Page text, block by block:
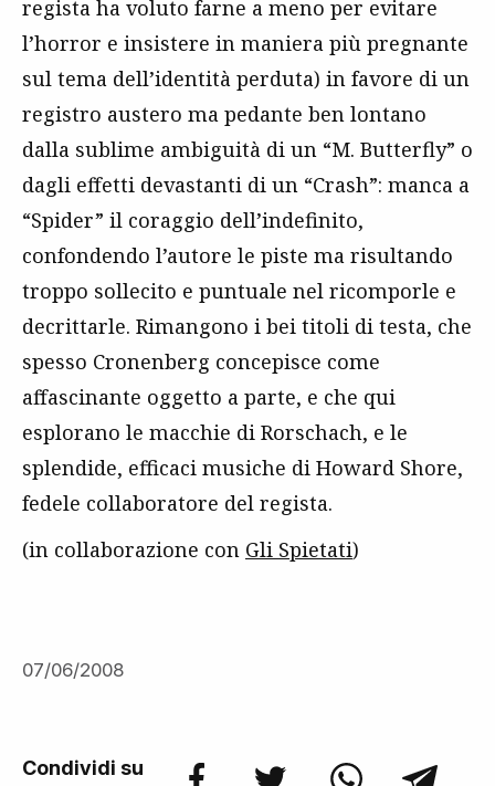
regista ha voluto farne a meno per evitare
l’horror e insistere in maniera più pregnante
sul tema dell’identità perduta) in favore di un
registro austero ma pedante ben lontano
dalla sublime ambiguità di un “M. Butterfly” o
dagli effetti devastanti di un “Crash”: manca a
“Spider” il coraggio dell’indefinito,
confondendo l’autore le piste ma risultando
troppo sollecito e puntuale nel ricomporle e
decrittarle. Rimangono i bei titoli di testa, che
spesso Cronenberg concepisce come
affascinante oggetto a parte, e che qui
esplorano le macchie di Rorschach, e le
splendide, efficaci musiche di Howard Shore,
fedele collaboratore del regista.
(in collaborazione con Gli Spietati)
07/06/2008
Condividi su